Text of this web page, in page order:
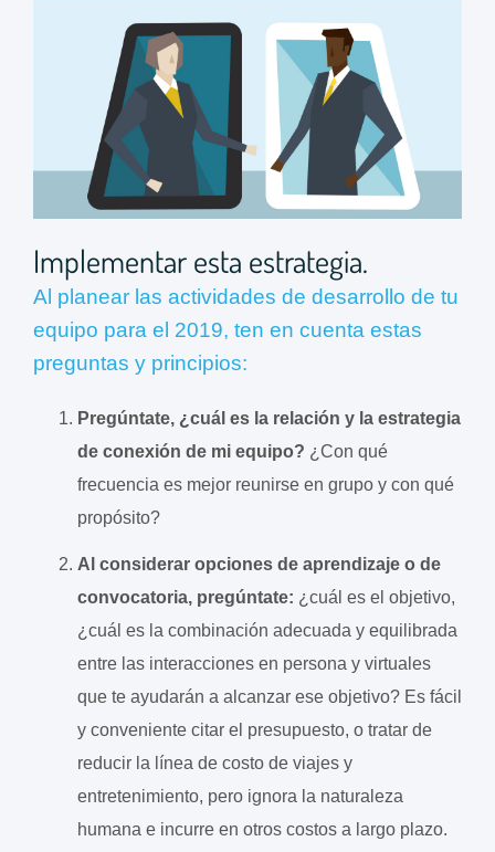
Implementar esta estrategia.
Al planear las actividades de desarrollo de tu
equipo para el 2019, ten en cuenta estas
preguntas y principios:
Pregúntate, ¿cuál es la relación y la estrategia
de conexión de mi equipo? ¿Con qué
frecuencia es mejor reunirse en grupo y con qué
propósito?
Al considerar opciones de aprendizaje o de
convocatoria, pregúntate: ¿cuál es el objetivo,
¿cuál es la combinación adecuada y equilibrada
entre las interacciones en persona y virtuales
que te ayudarán a alcanzar ese objetivo? Es fácil
y conveniente citar el presupuesto, o tratar de
reducir la línea de costo de viajes y
entretenimiento, pero ignora la naturaleza
humana e incurre en otros costos a largo plazo.